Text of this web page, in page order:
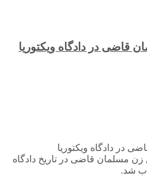
قاضی در دادگاه ویکتوریا
در دادگاه ویکتوریا
مسلمان قاضی در تاریخ دادگاه
شد.